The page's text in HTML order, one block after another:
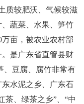
质较肥沃、气候较滋
蔬菜、水果、笋竹
亩，被农业农村部
是广东省直管县财
、豆腐、腐竹非常有
水泥之乡、广东石
茶、绿茶之乡”、“中